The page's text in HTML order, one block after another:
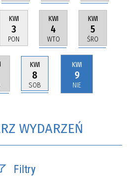
KWI
3
PON
KWI
4
WTO
KWI
5
ŚRO
KWI
8
SOB
KWI
9
NIE
WYDARZEŃ
Filtry